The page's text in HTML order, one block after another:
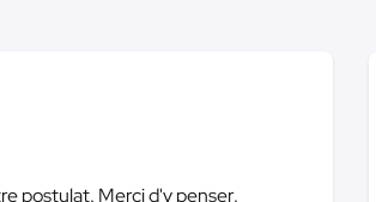
postulat. Merci d'y penser.